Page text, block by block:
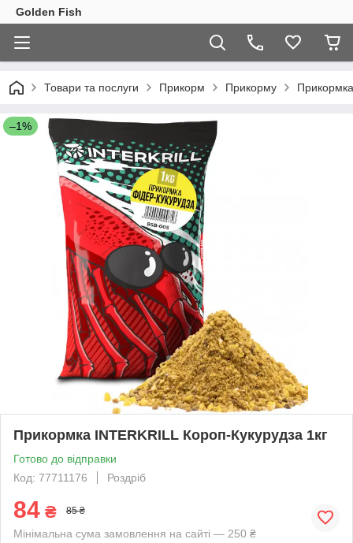
Golden Fish
Товари та послуги Прикорм Прикорму
–1%
Прикормка INTERKRILL Короп-Кукурудза 1кг
Готово до відправки
Код: 77711176
Роздріб
84 ₴ 85 ₴
Мінімальна сума замовлення на сайті — 250 ₴